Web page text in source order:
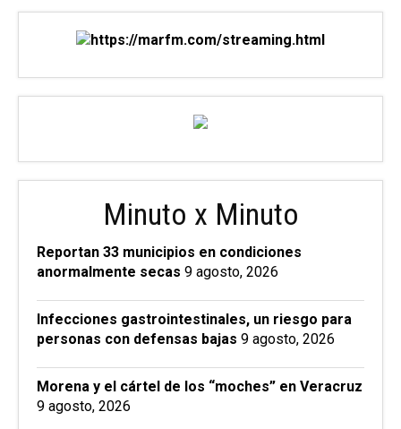
Minuto x Minuto
Reportan 33 municipios en condiciones
anormalmente secas 9 agosto, 2026
Infecciones gastrointestinales, un riesgo para
personas con defensas bajas 9 agosto, 2026
Morena y el cártel de los “moches” en Veracruz
9 agosto, 2026